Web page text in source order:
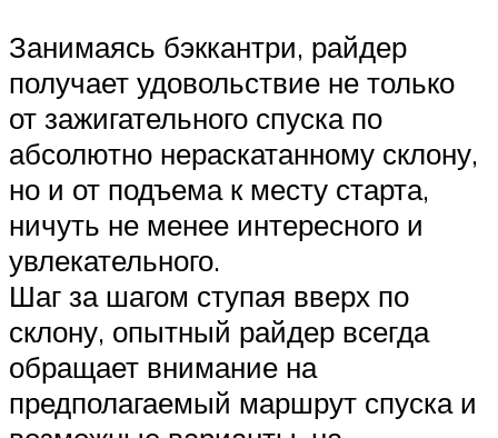
Занимаясь бэккантри, райдер
получает удовольствие не только
от зажигательного спуска по
абсолютно нераскатанному склону,
но и от подъема к месту старта,
ничуть не менее интересного и
увлекательного.
Шаг за шагом ступая вверх по
склону, опытный райдер всегда
обращает внимание на
предполагаемый маршрут спуска и